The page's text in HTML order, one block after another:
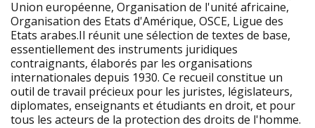
Union européenne, Organisation de l'unité africaine,
Organisation des Etats d'Amérique, OSCE, Ligue des
Etats arabes.Il réunit une sélection de textes de base,
essentiellement des instruments juridiques
contraignants, élaborés par les organisations
internationales depuis 1930. Ce recueil constitue un
outil de travail précieux pour les juristes, législateurs,
diplomates, enseignants et étudiants en droit, et pour
tous les acteurs de la protection des droits de l'homme.